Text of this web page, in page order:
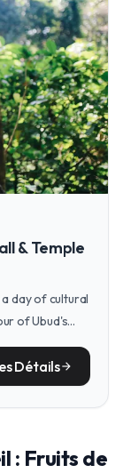
& Temple
day of cultural
of Ubud's
Détailsarrow_forward
: Fruits de